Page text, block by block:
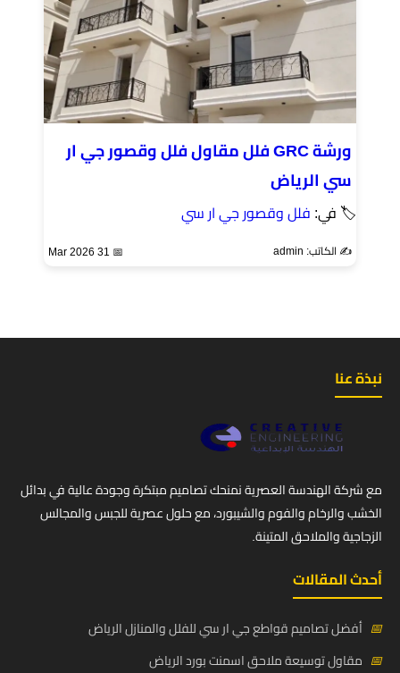
ورشة GRC فلل مقاول فلل وقصور جي ار
سي الرياض
🏷 في: فلل وقصور جي ار سي
✍️ الكاتب: admin 📅 31 Mar 2026
نبذة عنا
مع شركة الهندسة العصرية نمنحك تصاميم مبتكرة وجودة عالية في بدائل
الخشب والرخام والفوم والشيبورد، مع حلول عصرية للجبس والمجالس
الزجاجية والملاحق المتينة.
أحدث المقالات
📅 أفضل تصاميم قواطع جي ار سي للفلل والمنازل الرياض
📅 مقاول توسيعة ملاحق اسمنت بورد الرياض